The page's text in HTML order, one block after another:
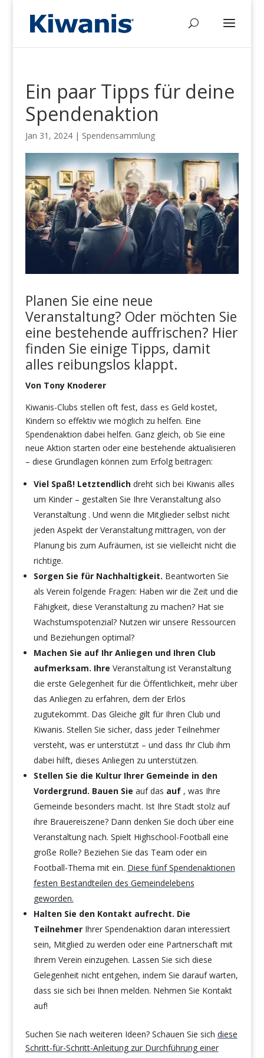
Ein paar Tipps für deine
Spendenaktion
Jan 31, 2024| Spendensammlung
Planen Sie eine neue
Veranstaltung? Oder möchten Sie
eine bestehende auffrischen? Hier
finden Sie einige Tipps, damit
alles reibungslos klappt.
Von Tony Knoderer
Kiwanis-Clubs stellen oft fest, dass es Geld kostet,
Kindern so effektiv wie möglich zu helfen. Eine
Spendenaktion dabei helfen. Ganz gleich, ob Sie eine
neue Aktion starten oder eine bestehende aktualisieren
– diese Grundlagen können zum Erfolg beitragen:
Viel Spaß! Letztendlich dreht sich bei Kiwanis alles
um Kinder – gestalten Sie Ihre Veranstaltung also
Veranstaltung . Und wenn die Mitglieder selbst nicht
jeden Aspekt der Veranstaltung mittragen, von der
Planung bis zum Aufräumen, ist sie vielleicht nicht die
richtige.
Sorgen Sie für Nachhaltigkeit. Beantworten Sie
als Verein folgende Fragen: Haben wir die Zeit und die
Fähigkeit, diese Veranstaltung zu machen? Hat sie
Wachstumspotenzial? Nutzen wir unsere Ressourcen
und Beziehungen optimal?
Machen Sie auf Ihr Anliegen und Ihren Club
aufmerksam. Ihre Veranstaltung ist Veranstaltung
die erste Gelegenheit für die Öffentlichkeit, mehr über
das Anliegen zu erfahren, dem der Erlös
zugutekommt. Das Gleiche gilt für Ihren Club und
Kiwanis. Stellen Sie sicher, dass jeder Teilnehmer
versteht, was er unterstützt – und dass Ihr Club ihm
dabei hilft, dieses Anliegen zu unterstützen.
Stellen Sie die Kultur Ihrer Gemeinde in den
Vordergrund. Bauen Sie auf das auf , was Ihre
Gemeinde besonders macht. Ist Ihre Stadt stolz auf
ihre Brauereiszene? Dann denken Sie doch über eine
Veranstaltung nach. Spielt Highschool-Football eine
große Rolle? Beziehen Sie das Team oder ein
Football-Thema mit ein. Diese fünf Spendenaktionen
festen Bestandteilen des Gemeindelebens
geworden.
Halten Sie den Kontakt aufrecht. Die
Teilnehmer Ihrer Spendenaktion daran interessiert
sein, Mitglied zu werden oder eine Partnerschaft mit
Ihrem Verein einzugehen. Lassen Sie sich diese
Gelegenheit nicht entgehen, indem Sie darauf warten,
dass sie sich bei Ihnen melden. Nehmen Sie Kontakt
auf!
Suchen Sie nach weiteren Ideen? Schauen Sie sich diese
Schritt-für-Schritt-Anleitung zur Durchführung einer